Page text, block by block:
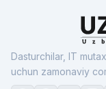
Dasturchilar, IT
uchun zamonaviy